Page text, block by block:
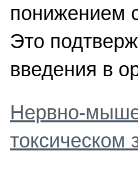
понижением
Это
введения в
Нервно-
токсическом